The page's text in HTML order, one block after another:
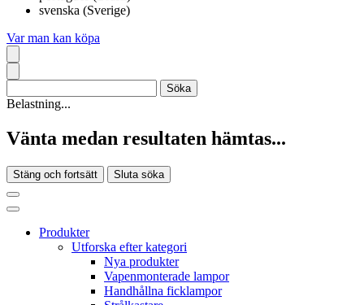
svenska (Sverige)
Var man kan köpa
Belastning...
Vänta medan resultaten hämtas...
Stäng och fortsätt Sluta söka
Produkter
Utforska efter kategori
Nya produkter
Vapenmonterade lampor
Handhållna ficklampor